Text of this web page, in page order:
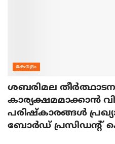
കേരളം
ശബരിമല
കാര്യക്ഷമമാക്കാന്‍
പരിഷ്‌കാരങ്ങള്‍
ബോര്‍ഡ് പ്രസിഡന്റ്